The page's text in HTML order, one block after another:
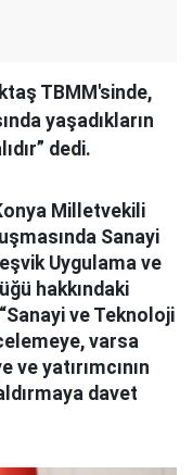
TBMM'sinde,
yaşadıkların
dedi.
Milletvekili
Sanayi
Uygulama ve
hakkındaki
ve Teknoloji
varsa
yatırımcının
davet